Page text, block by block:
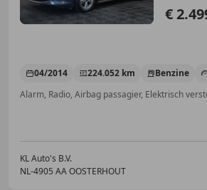
€
04/2014 224.052 km Benzine
KL Auto's B.V.
NL-4905 AA OOSTERHOUT